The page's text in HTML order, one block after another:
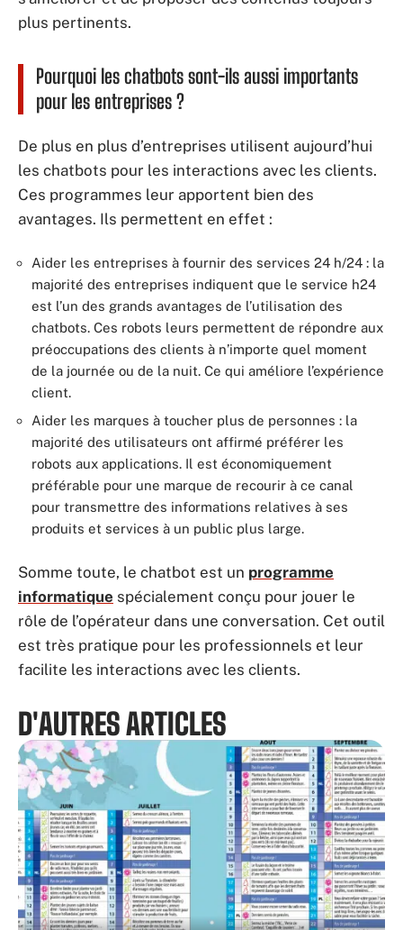
plus pertinents.
Pourquoi les chatbots sont-ils aussi importants
pour les entreprises ?
De plus en plus d’entreprises utilisent aujourd’hui
les chatbots pour les interactions avec les clients.
Ces programmes leur apportent bien des
avantages. Ils permettent en effet :
Aider les entreprises à fournir des services 24 h/24 : la
majorité des entreprises indiquent que le service h24
est l’un des grands avantages de l’utilisation des
chatbots. Ces robots leurs permettent de répondre aux
préoccupations des clients à n’importe quel moment
de la journée ou de la nuit. Ce qui améliore l’expérience
client.
Aider les marques à toucher plus de personnes : la
majorité des utilisateurs ont affirmé préférer les
robots aux applications. Il est économiquement
préférable pour une marque de recourir à ce canal
pour transmettre des informations relatives à ses
produits et services à un public plus large.
Somme toute, le chatbot est un programme
informatique spécialement conçu pour jouer le
rôle de l’opérateur dans une conversation. Cet outil
est très pratique pour les professionnels et leur
facilite les interactions avec les clients.
D'AUTRES ARTICLES